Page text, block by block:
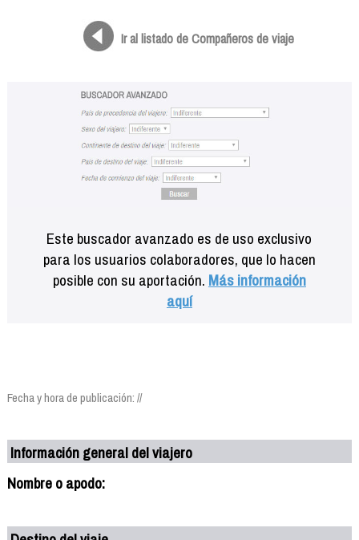
Ir al listado de Compañeros de viaje
Este buscador avanzado es de uso exclusivo
para los usuarios colaboradores, que lo hacen
posible con su aportación. Más información
aquí
Fecha y hora de publicación: //
Información general del viajero
Nombre o apodo: